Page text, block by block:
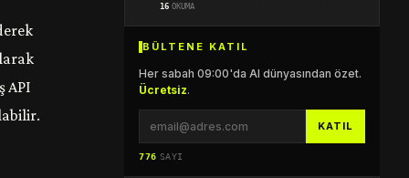
API
16 OKUMA
BÜLTENE KATIL
Her sabah 09:00'da AI dünyasından özet.
Ücretsiz.
KATIL
776 SAYI